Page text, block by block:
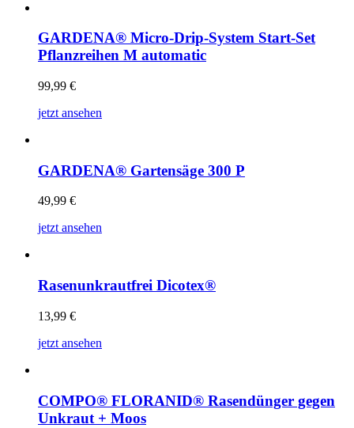
GARDENA® Micro-Drip-System Start-Set
Pflanzreihen M automatic
99,99 €
jetzt ansehen
GARDENA® Gartensäge 300 P
49,99 €
jetzt ansehen
Rasenunkrautfrei Dicotex®
13,99 €
jetzt ansehen
COMPO® FLORANID® Rasendünger gegen
Unkraut + Moos